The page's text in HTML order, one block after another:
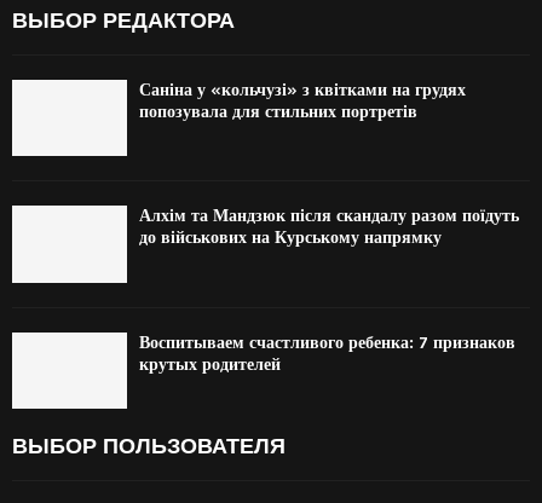
ВЫБОР РЕДАКТОРА
Саніна у «кольчузі» з квітками на грудях
попозувала для стильних портретів
Алхім та Мандзюк після скандалу разом поїдуть
до військових на Курському напрямку
Воспитываем счастливого ребенка: 7 признаков
крутых родителей
ВЫБОР ПОЛЬЗОВАТЕЛЯ